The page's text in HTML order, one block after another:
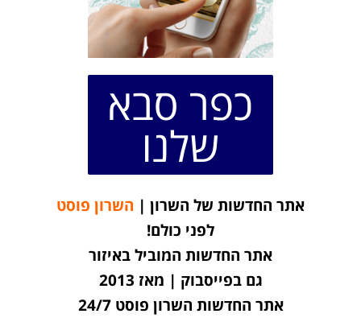
כפר סבא
שלנו
אתר החדשות של השרון | השרון פוסט
לפני כולם!
אתר החדשות המוביל באיזור
גם בפייסבוק | מאז 2013
אתר החדשות השרון פוסט 24/7